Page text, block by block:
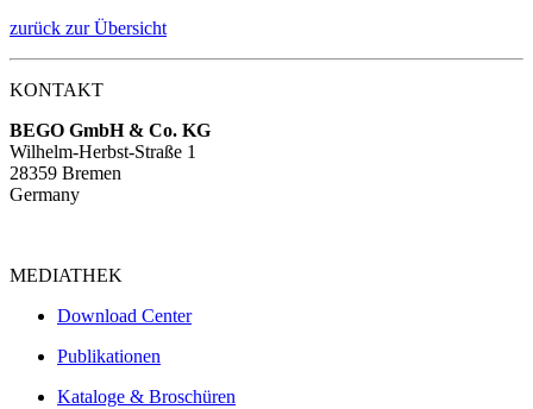
zurück zur Übersicht
KONTAKT
BEGO GmbH & Co. KG
Wilhelm-Herbst-Straße 1
28359 Bremen
Germany
MEDIATHEK
Download Center
Publikationen
Kataloge & Broschüren